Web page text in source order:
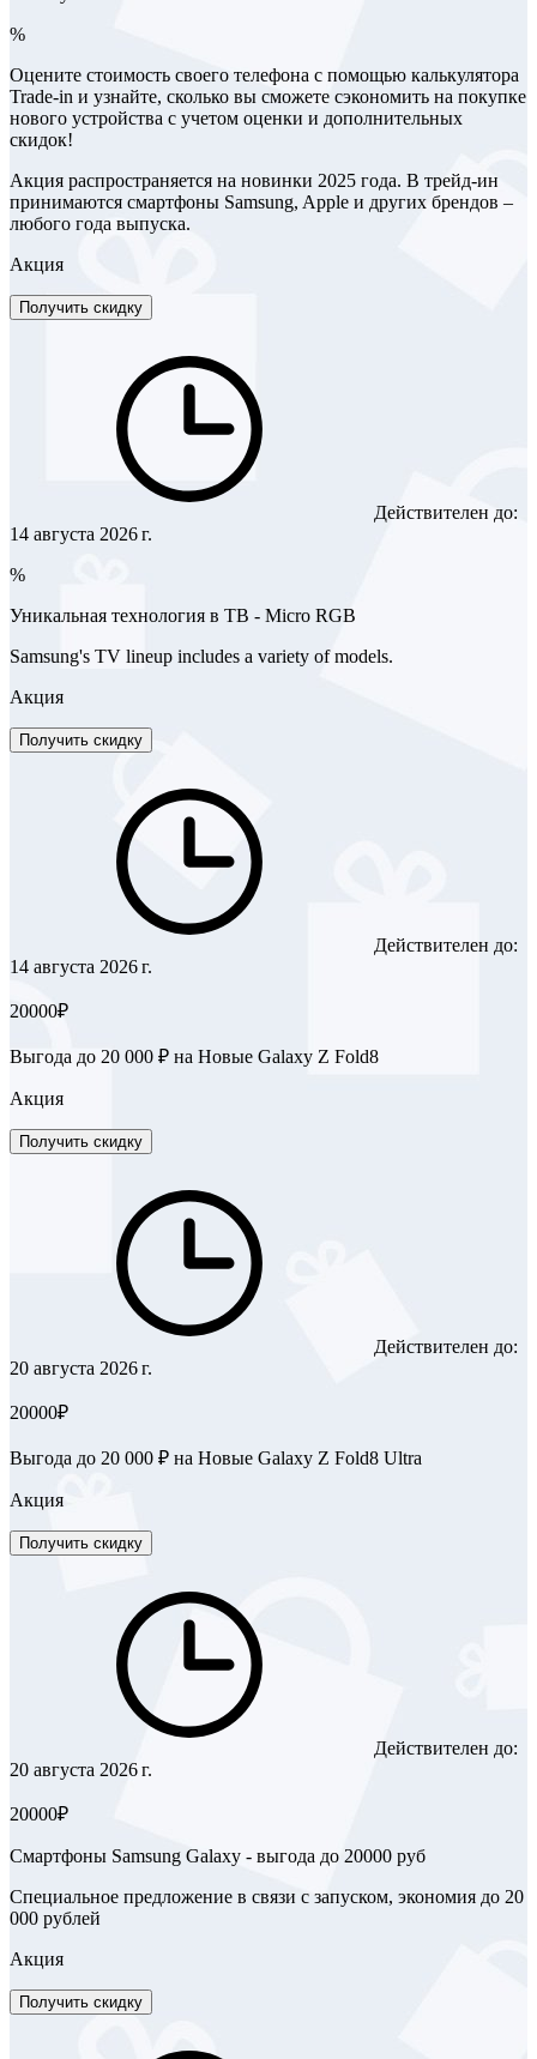
%
Оцените стоимость своего телефона с помощью калькулятора
Trade-in и узнайте, сколько вы сможете сэкономить на покупке
нового устройства с учетом оценки и дополнительных
скидок!
Акция распространяется на новинки 2025 года. В трейд-ин
принимаются смартфоны Samsung, Apple и других брендов –
любого года выпуска.
Акция
Получить скидку
Действителен до:
14 августа 2026 г.
%
Уникальная технология в ТВ - Micro RGB
Samsung's TV lineup includes a variety of models.
Акция
Получить скидку
Действителен до:
14 августа 2026 г.
20000₽
Выгода до 20 000 ₽ на Новые Galaxy Z Fold8
Акция
Получить скидку
Действителен до:
20 августа 2026 г.
20000₽
Выгода до 20 000 ₽ на Новые Galaxy Z Fold8 Ultra
Акция
Получить скидку
Действителен до:
20 августа 2026 г.
20000₽
Смартфоны Samsung Galaxy - выгода до 20000 руб
Специальное предложение в связи с запуском, экономия до 20
000 рублей
Акция
Получить скидку